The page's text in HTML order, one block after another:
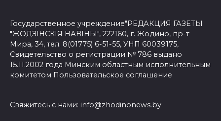
Государственное учреждение"РЕДАКЦИЯ ГАЗЕТЫ
"ЖОДЗІНСКІЯ НАВІНЫ", 222160, г. Жодино, пр-т
Мира, 34, тел. 8(01775) 6-51-55, УНП 60039175,
Свидетельство о регистрации № 786 выдано
15.11.2002 года Минским областным исполнительным
комитетом Пользовательское соглашение
Свяжитесь с нами: info@zhodinonews.by